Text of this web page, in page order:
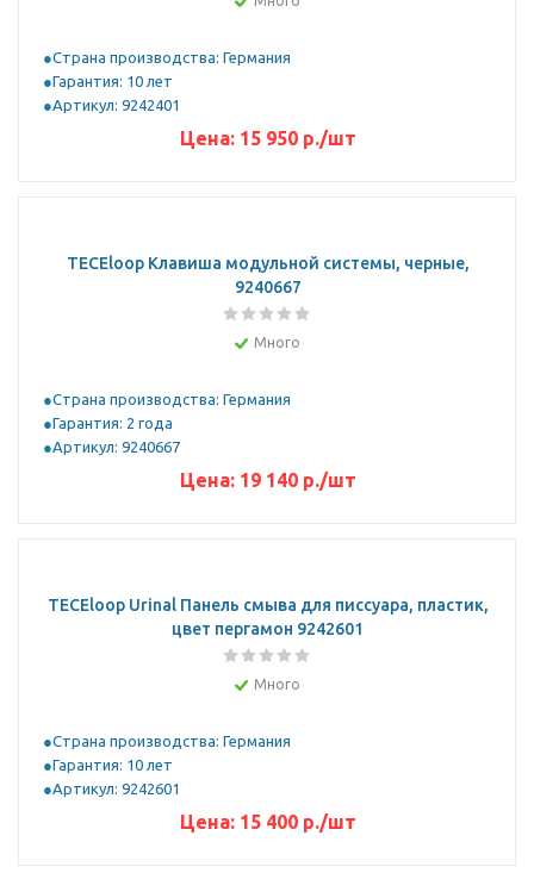
Страна производства: Германия
Гарантия: 10 лет
Артикул: 9242401
Цена: 15 950р./шт
TECEloop Клавиша модульной системы, черные,
9240667
Много
Страна производства: Германия
Гарантия: 2 года
Артикул: 9240667
Цена: 19 140р./шт
TECEloop Urinal Панель смыва для писсуара, пластик,
цвет пергамон 9242601
Много
Страна производства: Германия
Гарантия: 10 лет
Артикул: 9242601
Цена: 15 400р./шт